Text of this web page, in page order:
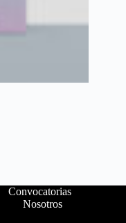
Convocatorias
Nosotros